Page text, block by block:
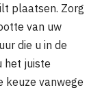
plaatsen. Zorg
van uw
die u in de
het juiste
keuze vanwege